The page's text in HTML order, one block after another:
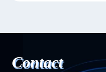
Contact